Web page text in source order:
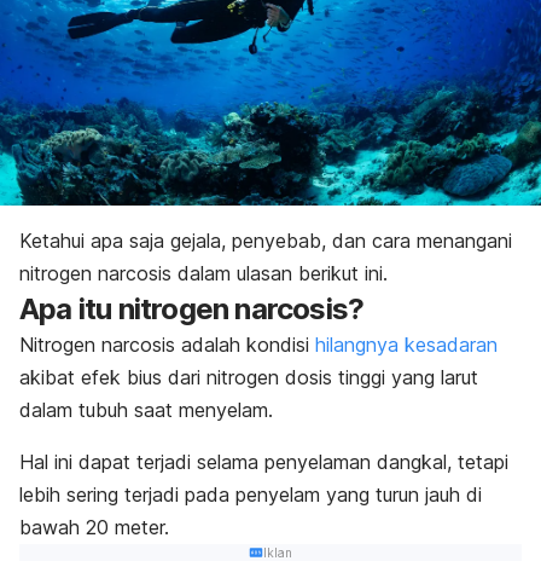
Ketahui apa saja gejala, penyebab, dan cara menangani
nitrogen narcosis dalam ulasan berikut ini.
Apa itu nitrogen narcosis?
Nitrogen narcosis adalah kondisi hilangnya kesadaran
akibat efek bius dari nitrogen dosis tinggi yang larut
dalam tubuh saat menyelam.
Hal ini dapat terjadi selama penyelaman dangkal, tetapi
lebih sering terjadi pada penyelam yang turun jauh di
bawah 20 meter.
Iklan